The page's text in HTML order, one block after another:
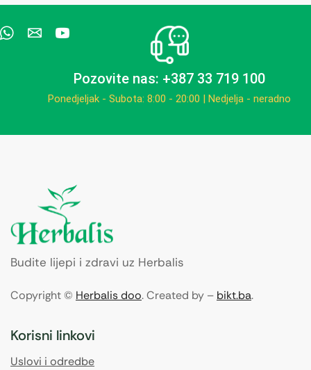
Pozovite nas: +387 33 719 100
Ponedjeljak - Subota: 8:00 - 20:00 | Nedjelja - neradno
Budite lijepi i zdravi uz Herbalis
Copyright © Herbalis doo. Created by – bikt.ba.
Korisni linkovi
Uslovi i odredbe